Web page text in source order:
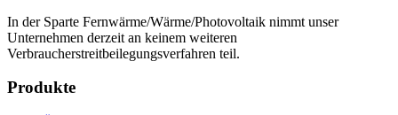
In der Sparte Fernwärme/Wärme/Photovoltaik nimmt unser
Unternehmen derzeit an keinem weiteren
Verbraucherstreitbeilegungsverfahren teil.
Produkte